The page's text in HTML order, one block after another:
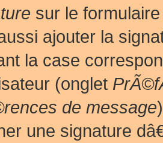
sur le
ajouter la
la case
(onglet
de message
une signature